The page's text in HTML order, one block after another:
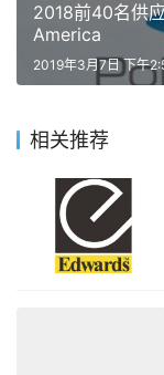
2018前40名供
America
2019年3月7日 下午
相关推荐